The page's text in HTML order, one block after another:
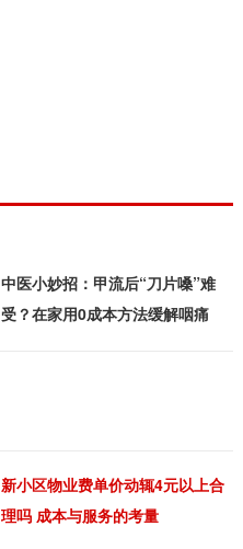
中医小妙招：甲流后“刀片嗓”难
受？在家用0成本方法缓解咽痛
新小区物业费单价动辄4元以上合
理吗 成本与服务的考量